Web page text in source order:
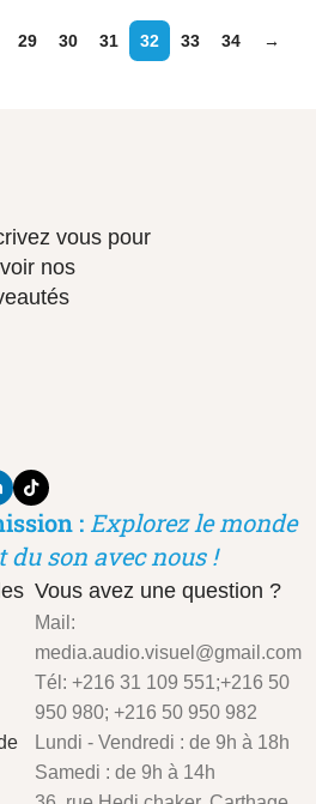
29 30 31 32 33 34 →
vous pour
nos
: Explorez le monde
son avec nous !
Vous avez une question ?
Mail:
media.audio.visuel@gmail.com
Tél: +216 31 109 551;+216 50
950 980; +216 50 950 982
Lundi - Vendredi : de 9h à 18h
Samedi : de 9h à 14h